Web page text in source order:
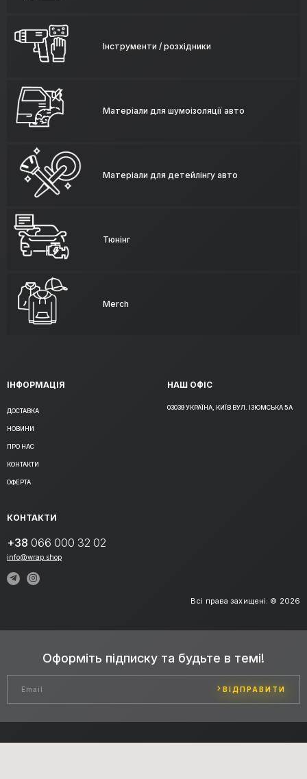
Інструменти / розхідники
Матеріали для шумоізоляції авто
Матеріали для детейлінгу авто
Тюнінг
Merch
ІНФОРМАЦІЯ
ДОСТАВКА
НОВИНИ
ПРО НАС
КОНТАКТИ
ОФЕРТА
НАШ ОФІС
03039 УКРАЇНА, КИЇВ ВУЛ. ІЗЮМСЬКА 5А
КОНТАКТИ
+38 066 000 32 02
info@wrap.shop
Всі права захищені. © 2026
Оформіть підписку та будьте в темі!
ВІДПРАВИТИ